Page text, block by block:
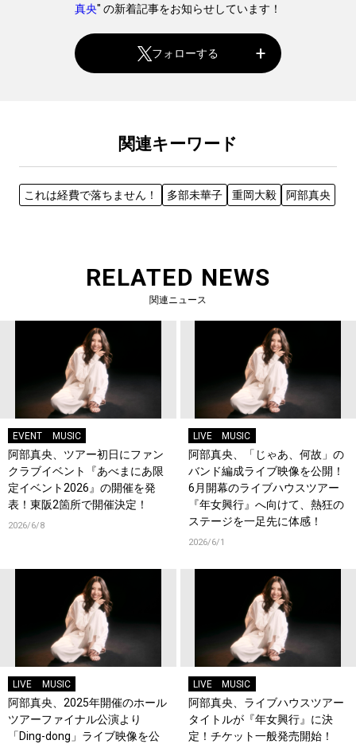
真央" の新着記事をお知らせしています！
フォローする
関連キーワード
これは経費で落ちません！ 多部未華子 重岡大毅 阿部真央
RELATED NEWS
関連ニュース
EVENT MUSIC
阿部真央、ツアー初日にファン
クラブイベント『あべまにあ限
定イベント2026』の開催を発
表！東阪2箇所で開催決定！
2026/6/8
LIVE MUSIC
阿部真央、「じゃあ、何故」の
バンド編成ライブ映像を公開！
6月開幕のライブハウスツアー
『年女興行』へ向けて、熱狂の
ステージを一足先に体感！
2026/6/1
LIVE MUSIC
阿部真央、2025年開催のホール
ツアーファイナル公演より
「Ding-dong」ライブ映像を公
LIVE MUSIC
阿部真央、ライブハウスツアー
タイトルが『年女興行』に決
定！チケット一般発売開始！